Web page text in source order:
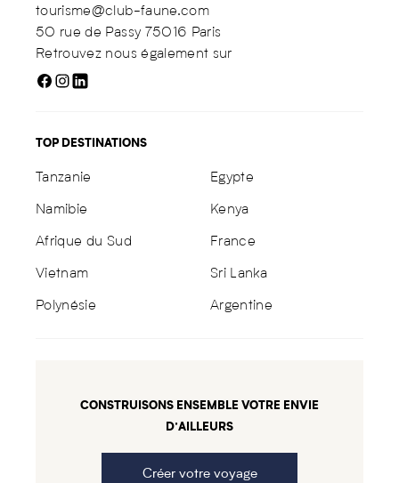
tourisme@club-faune.com
50 rue de Passy 75016 Paris
Retrouvez nous également sur
TOP DESTINATIONS
Tanzanie Egypte
Namibie Kenya
Afrique du Sud France
Vietnam Sri Lanka
Polynésie Argentine
CONSTRUISONS ENSEMBLE VOTRE ENVIE
D’AILLEURS
Créer votre voyage